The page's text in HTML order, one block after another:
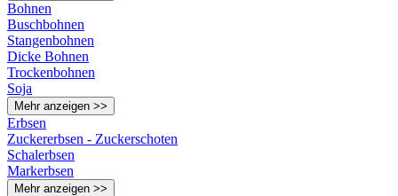
Bohnen
Buschbohnen
Stangenbohnen
Dicke Bohnen
Trockenbohnen
Soja
Mehr anzeigen >>
Erbsen
Zuckererbsen - Zuckerschoten
Schalerbsen
Markerbsen
Mehr anzeigen >>